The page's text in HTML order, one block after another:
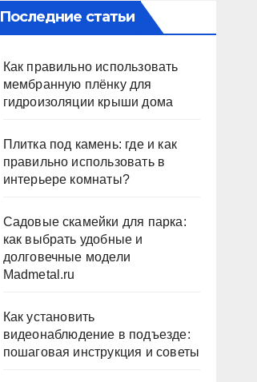
Последние статьи
Как правильно использовать
мембранную плёнку для
гидроизоляции крыши дома
Плитка под камень: где и как
правильно использовать в
интерьере комнаты?
Садовые скамейки для парка:
как выбрать удобные и
долговечные модели
Madmetal.ru
Как установить
видеонаблюдение в подъезде:
пошаговая инструкция и советы